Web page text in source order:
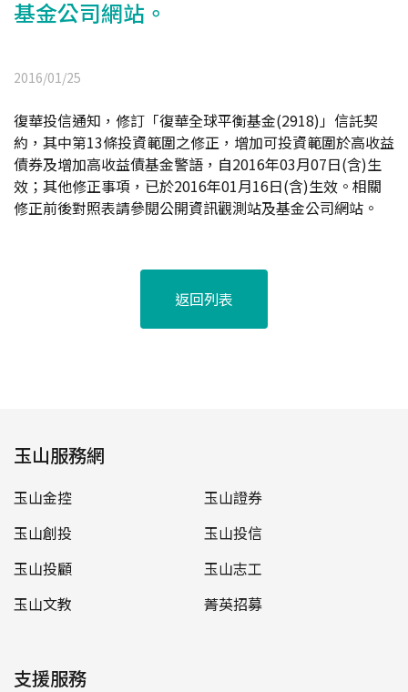
基金公司網站。
2016/01/25
復華投信通知，修訂「復華全球平衡基金(2918)」信託契
約，其中第13條投資範圍之修正，增加可投資範圍於高收益
債券及增加高收益債基金警語，自2016年03月07日(含)生
效；其他修正事項，已於2016年01月16日(含)生效。相關
修正前後對照表請參閱公開資訊觀測站及基金公司網站。
返回列表
玉山服務網
玉山金控
玉山證券
玉山創投
玉山投信
玉山投顧
玉山志工
玉山文教
菁英招募
支援服務